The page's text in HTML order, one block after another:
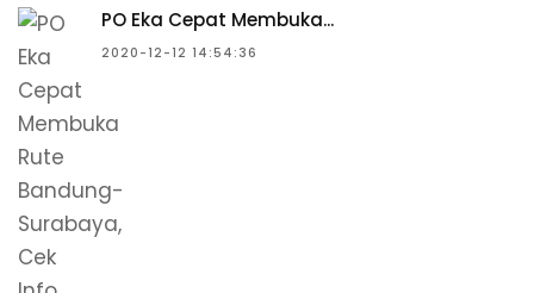
PO Eka Cepat Membuka...
2020-12-12 14:54:36